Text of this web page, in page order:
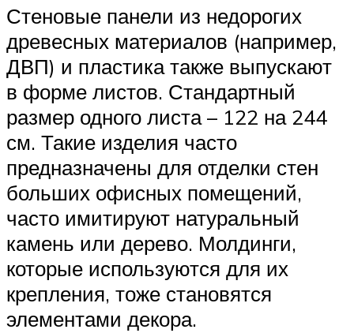
Стеновые панели из недорогих
древесных материалов (например,
ДВП) и пластика также выпускают
в форме листов. Стандартный
размер одного листа – 122 на 244
см. Такие изделия часто
предназначены для отделки стен
больших офисных помещений,
часто имитируют натуральный
камень или дерево. Молдинги,
которые используются для их
крепления, тоже становятся
элементами декора.